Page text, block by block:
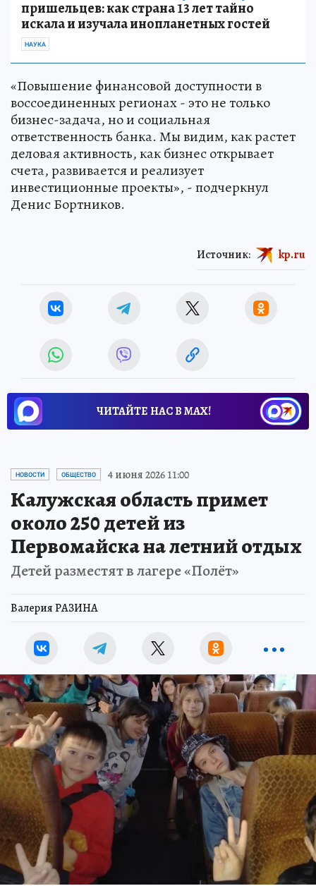
пришельцев: как страна 13 лет тайно
искала и изучала инопланетных гостей
НАУКА
«Повышение финансовой доступности в
воссоединенных регионах - это не только
бизнес-задача, но и социальная
ответственность банка. Мы видим, как растет
деловая активность, как бизнес открывает
счета, развивается и реализует
инвестиционные проекты», - подчеркнул
Денис Бортников.
Источник: kp.ru
ЧИТАЙТЕ НАС В МАХ!
НОВОСТИ ОБЩЕСТВО 4 июня 2026 11:00
Калужская область примет
около 250 детей из
Первомайска на летний отдых
Детей разместят в лагере «Полёт»
Валерия РАЗИНА